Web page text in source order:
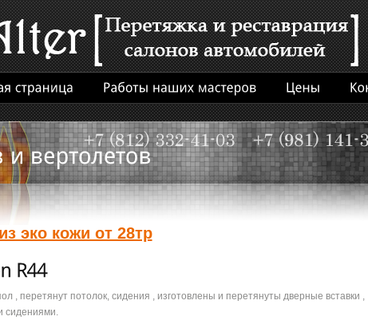
эко кожи от 28тр
, перетянут потолок, сидения , изготовлены и перетянуты дверные вставки ,
сидениями.